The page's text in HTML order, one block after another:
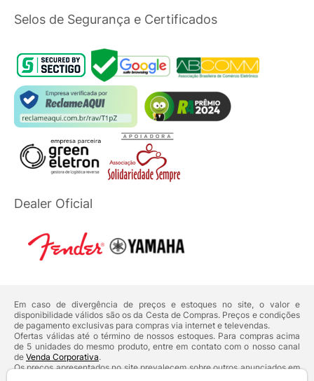
Selos de Segurança e Certificados
Dealer Oficial
Em caso de divergência de preços e estoques no site, o valor e
disponibilidade válidos são os da Cesta de Compras. Preços e condições
de pagamento exclusivas para compras via internet e televendas.
Ofertas válidas até o término de nossos estoques. Para compras acima
de 5 unidades do mesmo produto, entre em contato com o nosso canal
de Venda Corporativa.
Os preços apresentados no site prevalecem sobre outros anunciados em